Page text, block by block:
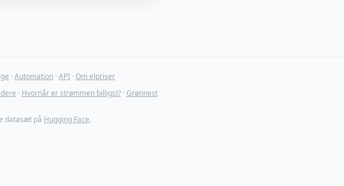
· Automation · API · Om elpriser
· Hvornår er strømmen billigst?· Grønnest
datasæt på Hugging Face.